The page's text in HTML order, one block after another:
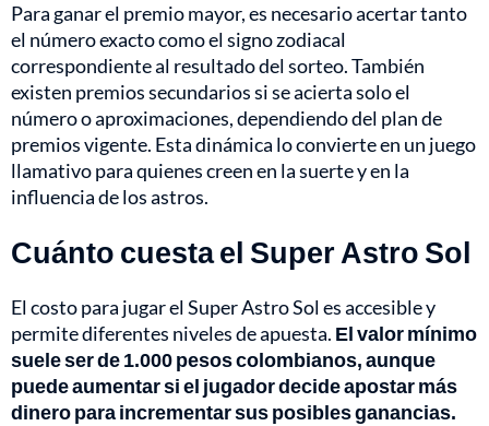
Para ganar el premio mayor, es necesario acertar tanto
el número exacto como el signo zodiacal
correspondiente al resultado del sorteo. También
existen premios secundarios si se acierta solo el
número o aproximaciones, dependiendo del plan de
premios vigente. Esta dinámica lo convierte en un juego
llamativo para quienes creen en la suerte y en la
influencia de los astros.
Cuánto cuesta el Super Astro Sol
El costo para jugar el Super Astro Sol es accesible y
permite diferentes niveles de apuesta. El valor mínimo
suele ser de 1.000 pesos colombianos, aunque
puede aumentar si el jugador decide apostar más
dinero para incrementar sus posibles ganancias.